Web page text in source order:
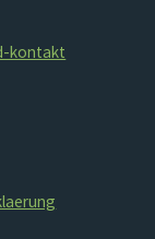
kontakt